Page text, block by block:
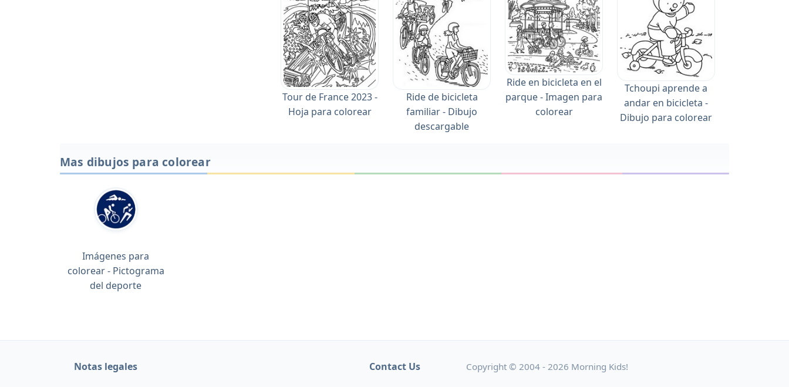
Tour de France 2023 -
Hoja para colorear
Ride de bicicleta
familiar - Dibujo
descargable
Ride en bicicleta en el
parque - Imagen para
colorear
Tchoupi aprende a
andar en bicicleta -
Dibujo para colorear
Mas dibujos para colorear
Imágenes para
colorear - Pictograma
del deporte
Notas legales Contact Us Copyright © 2004 - 2026 Morning Kids!